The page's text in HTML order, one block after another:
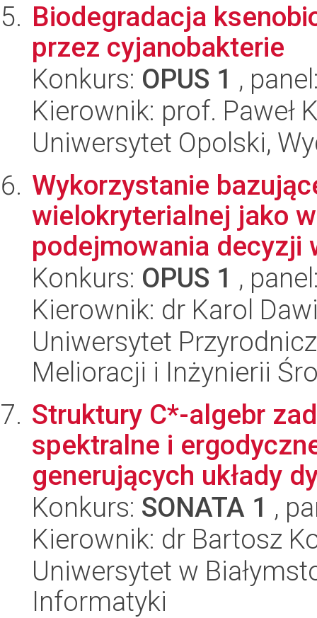
Biodegradacja
przez cyjanobakterie
Konkurs: OPUS 1 ,
Kierownik: prof. Paweł
Uniwersytet Opolski,
Wykorzystanie
wielokryterialnej jako
podejmowania decyzji
Konkurs: OPUS 1 ,
Kierownik: dr Karol
Uniwersytet
Melioracji i Inżynierii
Struktury C*-algebr
spektralne i
generujących układy
Konkurs: SONATA 1 ,
Kierownik: dr Bartosz
Uniwersytet w
Informatyki